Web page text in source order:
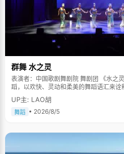
群舞 水之灵
表演者：中国歌剧舞剧院 舞剧团 《水之灵》表现一群傣族姑娘在戏水中舞
蹈，以欢快、灵动和柔美的舞蹈语汇来
多次在中国人民大会堂及国际舞台上表
意美。。
UP主: LAO胡
舞蹈 • 2026/8/5